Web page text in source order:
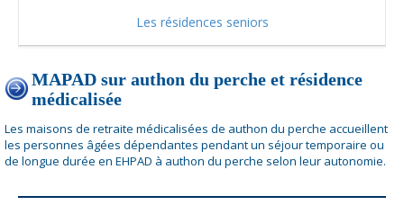
Les résidences seniors
MAPAD sur authon du perche et résidence
médicalisée
Les maisons de retraite médicalisées de authon du perche accueillent
les personnes âgées dépendantes pendant un séjour temporaire ou
de longue durée en EHPAD à authon du perche selon leur autonomie.